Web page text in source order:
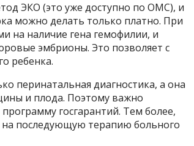
ЭКО (это уже доступно по ОМС), и
можно делать только платно. При
на наличие гена гемофилии, и
эмбрионы. Это позволяет с
ребенка.
перинатальная диагностика, а она
и плода. Поэтому важно
госгарантий. Тем более,
на последующую терапию больного